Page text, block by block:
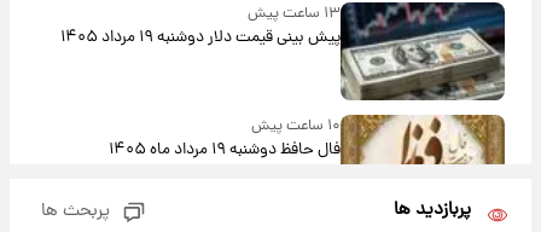
۱۳ ساعت پیش
پیش‌ بینی قیمت دلار دوشنبه ۱۹ مرداد ۱۴۰۵
۱۰ ساعت پیش
فال حافظ دوشنبه ۱۹ مرداد ماه ۱۴۰۵
پربازدید ها پربحث ها